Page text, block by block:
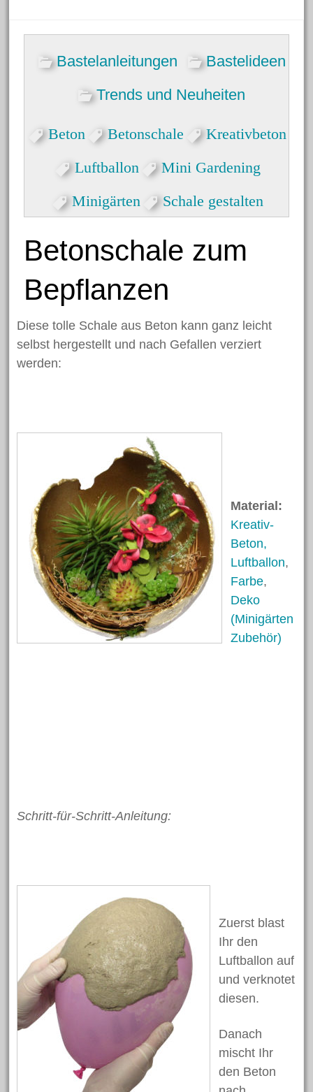
Neueste Beiträge
Blumenhänger aus
Modelliermasse
Dekorative Schmelzgranulat-
Formen
Herzlicher Keilrahmen
Grußkarte zum Valentinstag
Hängen
Kastanien
Schneekugel
Engelklammer
April 2023
Februar 2023
Oktober 2022
Oktober 2021
August 2021
Juni 2021
April 2021
März 2021
August 2019
April 2019
März 2019
Februar 2019
Januar 2019
Dezember 2018
November 2018
Oktober 2018
September 2018
August 2018
Juli 2018
Bastelanleitungen
Bastelideen
Trends und Neuheiten
Beton Betonschale Kreativbeton
Luftballon Mini Gardening
Minigärten Schale gestalten
Betonschale zum
Bepflanzen
Diese tolle Schale aus Beton kann ganz leicht
selbst hergestellt und nach Gefallen verziert
werden:
Material:
Kreativ-
Beton,
Luftballon,
Farbe,
Deko
(Minigärten
Zubehör)
Schritt-für-Schritt-Anleitung:
Zuerst blast
Ihr den
Luftballon auf
und verknotet
diesen.
Danach
mischt Ihr
den Beton